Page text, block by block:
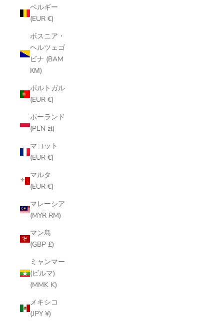
ベルギー
(EUR €)
ボスニア・
ヘルツェゴ
ビナ (BAM
КМ)
ポルトガル
(EUR €)
ポーランド
(PLN zł)
マヨット
(EUR €)
マルタ
(EUR €)
マレーシア
(MYR RM)
マン島
(GBP £)
ミャンマー
(ビルマ)
(MMK K)
メキシコ
(JPY ¥)